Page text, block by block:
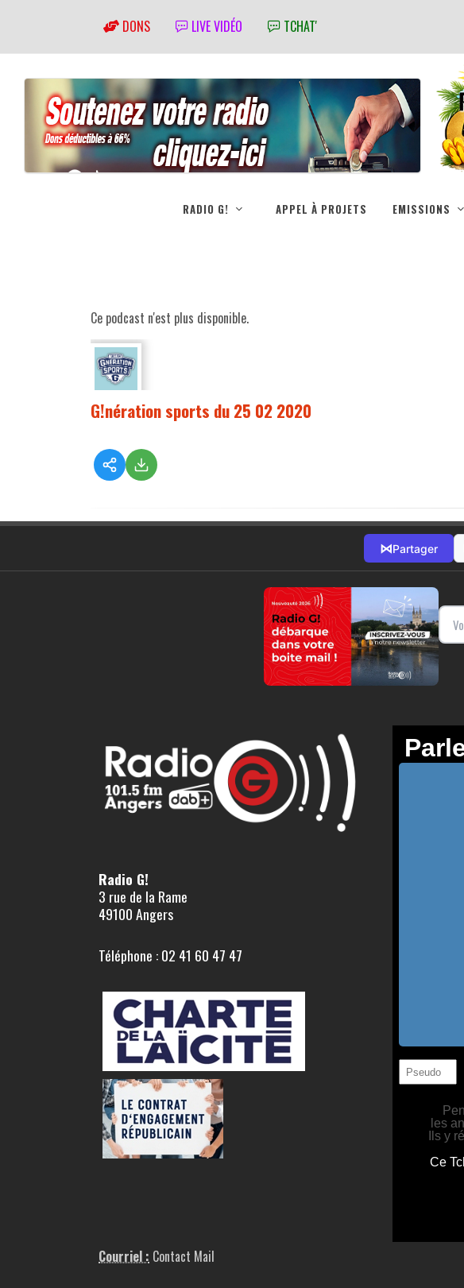
DONS LIVE VIDÉO TCHAT'
RADIO G! APPEL À PROJETS EMISSIONS
Ce podcast n'est plus disponible.
G!nération sports du 25 02 2020
⋈Partager
Radio G!
3 rue de la Rame
49100 Angers
Téléphone : 02 41 60 47 47
Courriel : Contact Mail